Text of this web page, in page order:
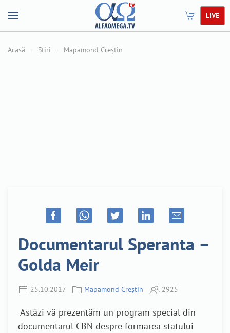
LIVE
Acasă Știri Mapamond Creștin
Documentarul Speranta –
Golda Meir
25.10.2017 Mapamond Creștin 2925
Astăzi vă prezentăm un program special din
documentarul CBN despre formarea statului